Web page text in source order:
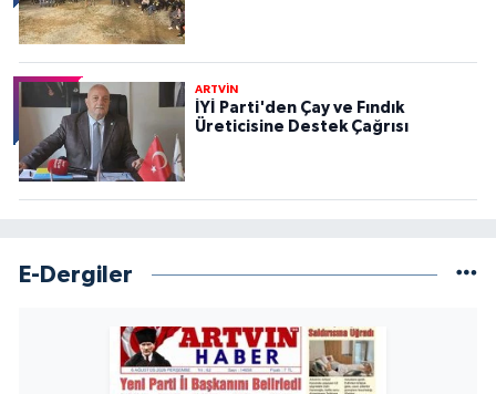
ARTVİN
İYİ Parti'den Çay ve Fındık
Üreticisine Destek Çağrısı
E-Dergiler